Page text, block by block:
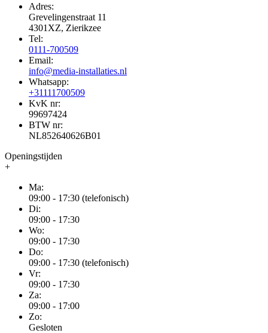
Adres:
Grevelingenstraat 11
4301XZ, Zierikzee
Tel:
0111-700509
Email:
info@media-installaties.nl
Whatsapp:
+31111700509
KvK nr:
99697424
BTW nr:
NL852640626B01
Openingstijden
+
Ma:
09:00 - 17:30 (telefonisch)
Di:
09:00 - 17:30
Wo:
09:00 - 17:30
Do:
09:00 - 17:30 (telefonisch)
Vr:
09:00 - 17:30
Za:
09:00 - 17:00
Zo:
Gesloten